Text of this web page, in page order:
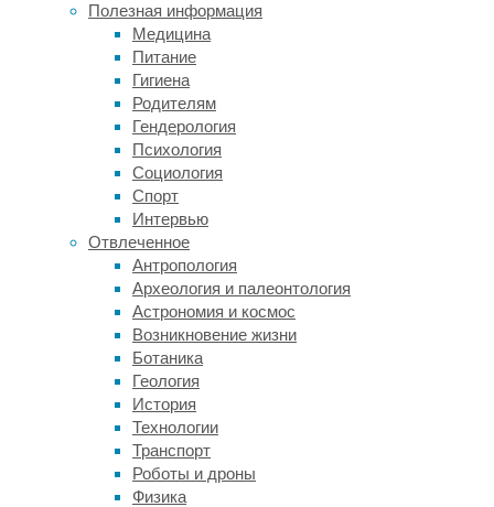
Полезная информация
Медицина
Питание
Гигиена
Родителям
Гендерология
Психология
Социология
Спорт
Интервью
Отвлеченное
Антропология
Археология и палеонтология
Астрономия и космос
Возникновение жизни
Ботаника
Геология
История
Технологии
Транспорт
Роботы и дроны
Физика
если
да,
то
могут
ли
использовать
их
себе
во
благо.
На
исследование
способностей
червей
использованию
электричества
для
перемещения
пространстве